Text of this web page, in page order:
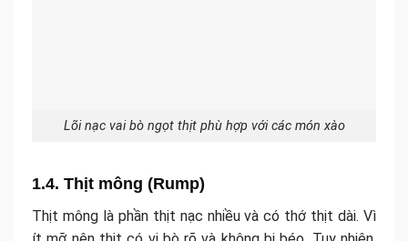
Lõi nạc vai bò ngọt thịt phù hợp với các món xào
1.4. Thịt mông (Rump)
Thịt mông là phần thịt nạc nhiều và có thớ thịt dài. Vì